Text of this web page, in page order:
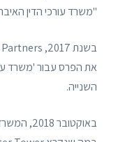
"משרד עורכי הדין
את הפרס עבור 'משרד
השנייה.